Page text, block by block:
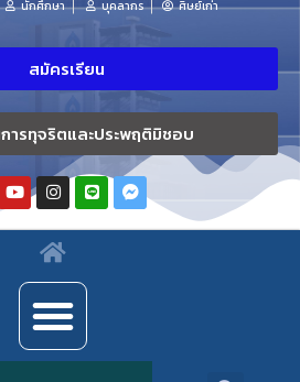
นักศึกษา บุคลากร ศิษย์เก่า
สมัครเรียน
ารทุจริตและประพฤติมิชอบ